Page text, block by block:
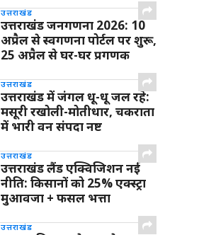
उत्तराखंड
उत्तराखंड जनगणना 2026: 10
अप्रैल से स्वगणना पोर्टल पर शुरू,
25 अप्रैल से घर-घर प्रगणक
उत्तराखंड
उत्तराखंड में जंगल धू-धू जल रहे:
मसूरी रखोली-मोतीधार, चकराता
में भारी वन संपदा नष्ट
उत्तराखंड
उत्तराखंड लैंड एक्विजिशन नई
नीति: किसानों को 25% एक्स्ट्रा
मुआवजा + फसल भत्ता
उत्तराखंड